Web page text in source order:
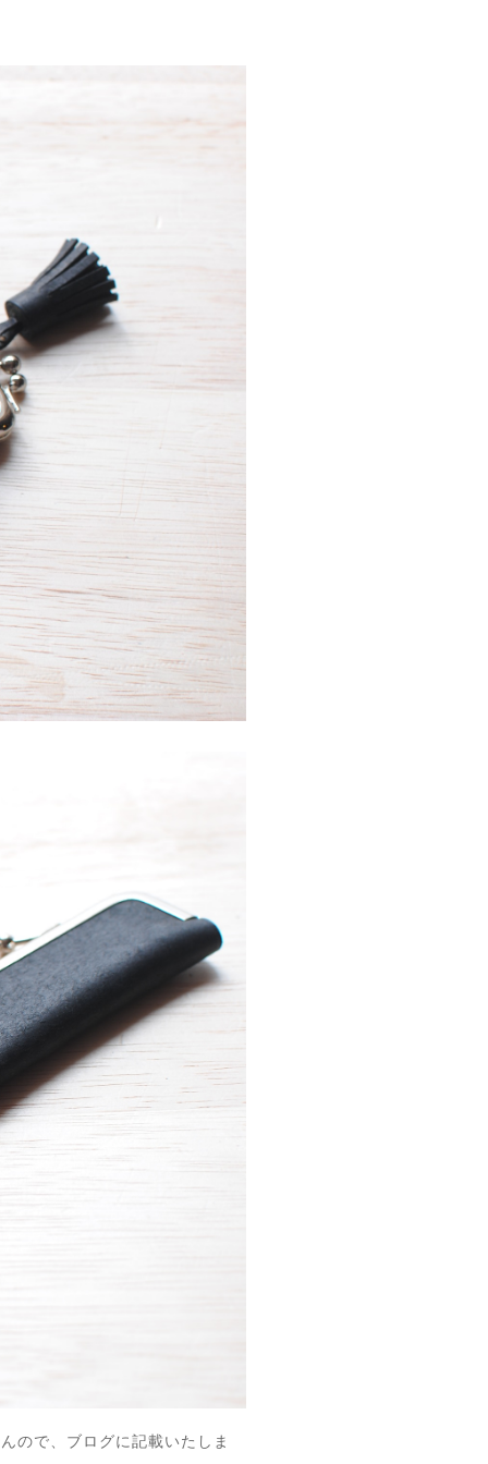
ので、ブログに記載いたしま